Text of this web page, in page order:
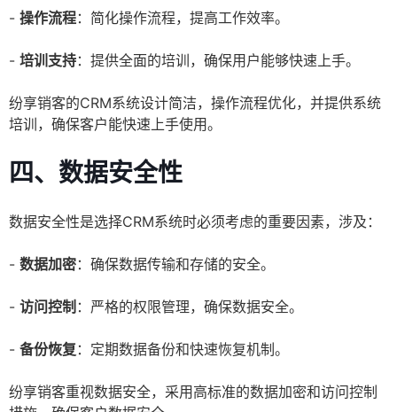
- 操作流程：简化操作流程，提高工作效率。
- 培训支持：提供全面的培训，确保用户能够快速上手。
纷享销客的CRM系统设计简洁，操作流程优化，并提供系统
培训，确保客户能快速上手使用。
四、数据安全性
数据安全性是选择CRM系统时必须考虑的重要因素，涉及：
- 数据加密：确保数据传输和存储的安全。
- 访问控制 ：严格的权限管理，确保数据安全。
- 备份恢复 ：定期数据备份和快速恢复机制。
纷享销客重视数据安全，采用高标准的数据加密和访问控制